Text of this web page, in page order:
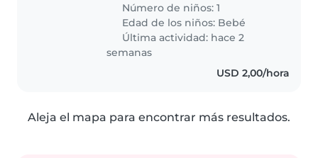
necesitamos una niñera que
cuide a la bebé solamente,
puede ser en..
Número de niños: 1
Edad de los niños: Bebé
Última actividad: hace 2
semanas
USD 2,00/hora
Aleja el mapa para encontrar más resultados.